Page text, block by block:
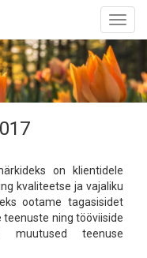
on klientidele
kvaliteetse ja vajaliku
ootame tagasisidet
ning tööviiside
teenuse